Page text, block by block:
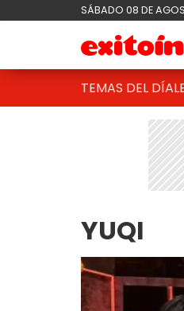
SÁBADO 08 DE
TEMAS DEL DÍA
YUQI